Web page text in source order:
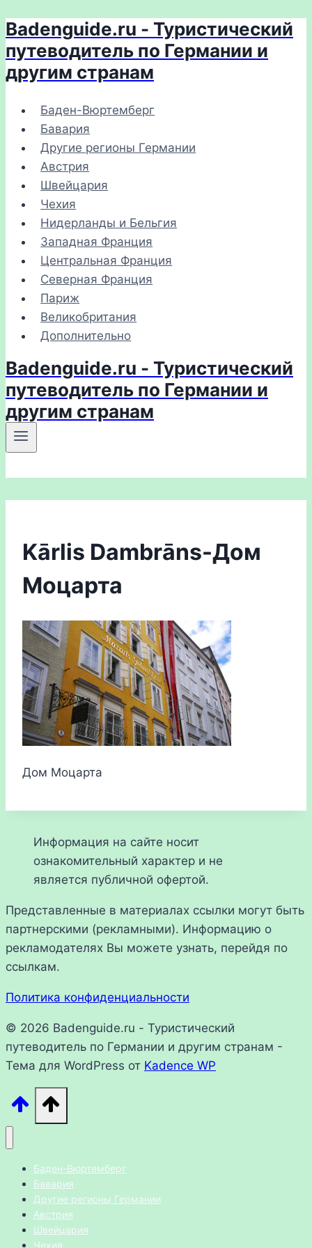
Перейти
к
содержимому
Badenguide.ru - Туристический
путеводитель по Германии и
другим странам
Баден-Вюртемберг
Бавария
Другие регионы Германии
Австрия
Швейцария
Чехия
Нидерланды и Бельгия
Западная Франция
Центральная Франция
Северная Франция
Париж
Великобритания
Дополнительно
Badenguide.ru - Туристический
путеводитель по Германии и
другим странам
Kārlis Dambrāns-Дом
Моцарта
Дом Моцарта
Информация на сайте носит
ознакомительный характер и не
является публичной офертой.
Представленные в материалах ссылки могут быть
партнерскими (рекламными). Информацию о
рекламодателях Вы можете узнать, перейдя по
ссылкам.
Политика конфиденциальности
© 2026 Badenguide.ru - Туристический
путеводитель по Германии и другим странам -
Тема для WordPress от Kadence WP
Баден-Вюртемберг
Бавария
Другие регионы Германии
Австрия
Швейцария
Чехия